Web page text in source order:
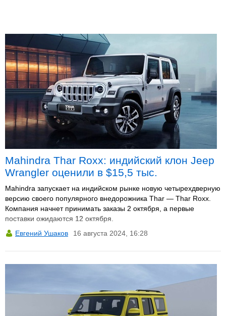
Mahindra Thar Roxx: индийский клон Jeep
Wrangler оценили в $15,5 тыс.
Mahindra запускает на индийском рынке новую четырехдверную
версию своего популярного внедорожника Thar — Thar Roxx.
Компания начнет принимать заказы 2 октября, а первые
поставки ожидаются 12 октября.
Евгений Ушаков
16 августа 2024, 16:28